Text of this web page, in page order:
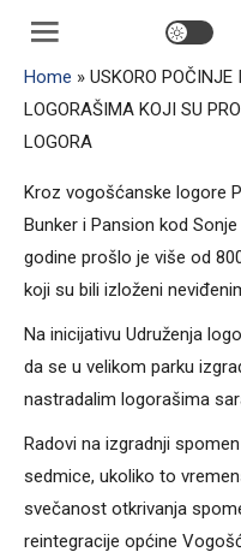
Home » USKORO
LOGORAŠIMA KOJI SU
LOGORA
Kroz vogošćanske logore
Bunker i Pansion kod
godine prošlo je više od
koji su bili izloženi
Na inicijativu Udruženja
da se u velikom parku
nastradalim logorašima
Radovi na izgradnji
sedmice, ukoliko to
svečanost otkrivanja
reintegracije općine